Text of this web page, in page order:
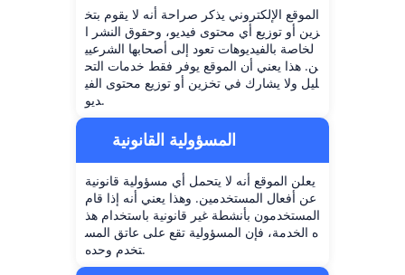
الموقع الإلكتروني يذكر صراحة أنه لا يقوم بتخ
زين أو توزيع أي محتوى فيديو، وحقوق النشر ا
لخاصة بالفيديوهات تعود إلى أصحابها الشرعيي
ن. هذا يعني أن الموقع يوفر فقط خدمات التح
ليل ولا يشارك في تخزين أو توزيع محتوى الفي
ديو.
المسؤولية القانونية
يعلن الموقع أنه لا يتحمل أي مسؤولية قانونية
عن أفعال المستخدمين. وهذا يعني أنه إذا قام
المستخدمون بأنشطة غير قانونية باستخدام هذ
ه الخدمة، فإن المسؤولية تقع على عاتق المس
تخدم وحده.